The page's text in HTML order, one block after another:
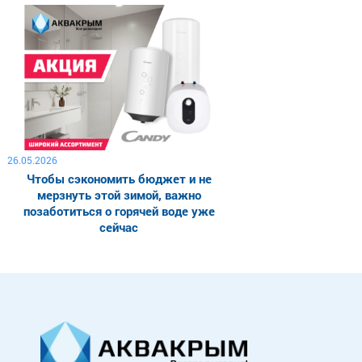
26.05.2026
Чтобы сэкономить бюджет и не
мерзнуть этой зимой, важно
позаботиться о горячей воде уже
сейчас